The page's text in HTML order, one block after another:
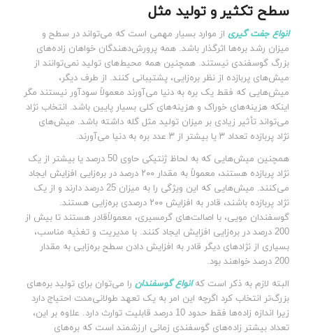
سطح تکثیر و تولید مثل
انواع جفت گیریاز موارد بسیار مهمی است که می‌تواند در سطح و
میزان رشد بره‌ها اثرگذار باشد. همه پرورش‌دهندگان خواهان زاده‌های
بزرگ گوسفندی نیستند. همچنین همه محیط‌های تولید نمی‌توانند از
میش‌های پربازده از نظر بره‌زایی، پشتیبانی کنند. از طرف دیگر،
میش‌هایی که فقط یک بره به دنیا می‌آورند معمولاً سودآور نیستند مگر
اینکه هزینه‌های خوراک و هزینه‌های کلی بسیار پایین باشد. انتخاب نژاد
می‌تواند تأثیر زیادی بر میزان تولید مثل گله داشته باشد. میش‌های
نژاد پربازده تعداد ۳ یا بیشتر از ۳ عدد بره به دنیا می‌آورند.
همچنین میش‌هایی که به لحاظ ژنتیکی حاوی 50 درصد یا بیشتر از یک
نژاد پربازده هستند، معمولاً به مقدار ۲۰۰ درصد در بره‌زایی افزایش ایجاد
می‌کنند. میش‌هایی که این ویژگی را به میزان 25 درصد دارند و از یک
نژاد پربازده باشند، قادر به افزایش ۲۰۰ درصدی بره‌زایی هستند.
گوسفندان مویی، با اصالت‌های گرمسیری، معمولاًقادر هستند تا بیش از
200 درصد در بره‌زایی افزایش ایجاد کنند. با مدیریت و تغذیه مناسب،
بسیاری از نژادهای دیگر قادر به افزایش دادن سطح بره‌زایی به مقدار
200 درصد خواهند بود.
البته لازم به ذکر است کهانواع گوسفندانرا می‌توان برای تولید بره‌های
بزرگ‌تر انتخاب کرد اگرچه این امر به یک تعهد طولانی‌مدت احتیاج دارد
زیرا اندازه زاده‌ها فقط حدود 10 درصد قابلیت توارث دارد. علاوه بر این،
تعداد بیشتر زاده‌های گوسفندی زمانی ارزشمند است که بره‌های